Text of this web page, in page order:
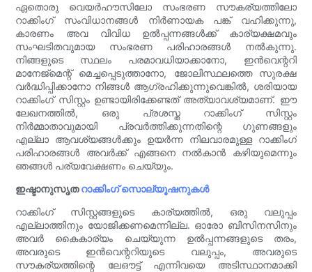
ഏതൊരു വെയർഹൗസിലോ സംഭരണ സൗകര്യത്തിലോ
റാക്കിംഗ് സംവിധാനങ്ങൾ നിർണായക പങ്ക് വഹിക്കുന്നു,
കാരണം അവ വിവിധ ഉൽപ്പന്നങ്ങൾക്ക് കാര്യക്ഷമവും
സംഘടിതവുമായ സംഭരണ പരിഹാരങ്ങൾ നൽകുന്നു.
നിങ്ങളുടെ സ്ഥലം പരമാവധിയാക്കാനോ, ഇൻവെന്ററി
മാനേജ്മെന്റ് മെച്ചപ്പെടുത്താനോ, ജോലിസ്ഥലത്തെ സുരക്ഷ
വർദ്ധിപ്പിക്കാനോ നിങ്ങൾ ആഗ്രഹിക്കുന്നുവെങ്കിൽ, ശരിയായ
റാക്കിംഗ് സിസ്റ്റം ഉണ്ടായിരിക്കേണ്ടത് അത്യാവശ്യമാണ്. ഈ
ലേഖനത്തിൽ, ഒരു പ്രശസ്ത റാക്കിംഗ് സിസ്റ്റം
നിർമ്മാതാവുമായി പ്രവർത്തിക്കുന്നതിന്റെ ഗുണങ്ങളും
എല്ലാ ആവശ്യങ്ങൾക്കും ഉയർന്ന നിലവാരമുള്ള റാക്കിംഗ്
പരിഹാരങ്ങൾ അവർക്ക് എങ്ങനെ നൽകാൻ കഴിയുമെന്നും
ഞങ്ങൾ പര്യവേക്ഷണം ചെയ്യും.
ഇഷ്ടാനുസൃതറാക്കിംഗ് സൊല്യൂഷനുകൾ
റാക്കിംഗ് സിസ്റ്റങ്ങളുടെ കാര്യത്തിൽ, ഒരു വലുപ്പം
എല്ലാത്തിനും യോജിക്കണമെന്നില്ല. ഓരോ ബിസിനസിനും
അവർ കൈകാര്യം ചെയ്യുന്ന ഉൽപ്പന്നങ്ങളുടെ തരം,
അവരുടെ ഇൻവെന്ററിയുടെ വലുപ്പം, അവരുടെ
സൗകര്യത്തിന്റെ ലേഔട്ട് എന്നിവയെ അടിസ്ഥാനമാക്കി